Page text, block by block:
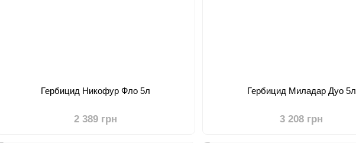
Гербицид Никофур Фло 5л
2 389 грн
Гербицид Миладар Дуо 5л
3 208 грн